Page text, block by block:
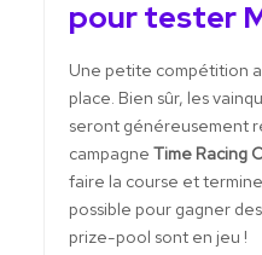
pour tester
Une petite compétition
place. Bien sûr, les
seront généreusement
campagne Time Racing
faire la course et
possible pour gagner
prize-pool sont en jeu !